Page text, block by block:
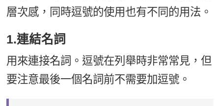
層次感，同時逗號的使用也有不同的用法。
1.連結名詞
用來連接名詞。逗號在列舉時非常常見，但
要注意最後一個名詞前不需要加逗號。